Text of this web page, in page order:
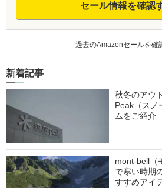
セール情報を確認
過去のAmazonセールを確
新着記事
秋冬のアウ
Peak（スノ
ムをご紹介
mont-bell（
で寒い時期
すすめアイ